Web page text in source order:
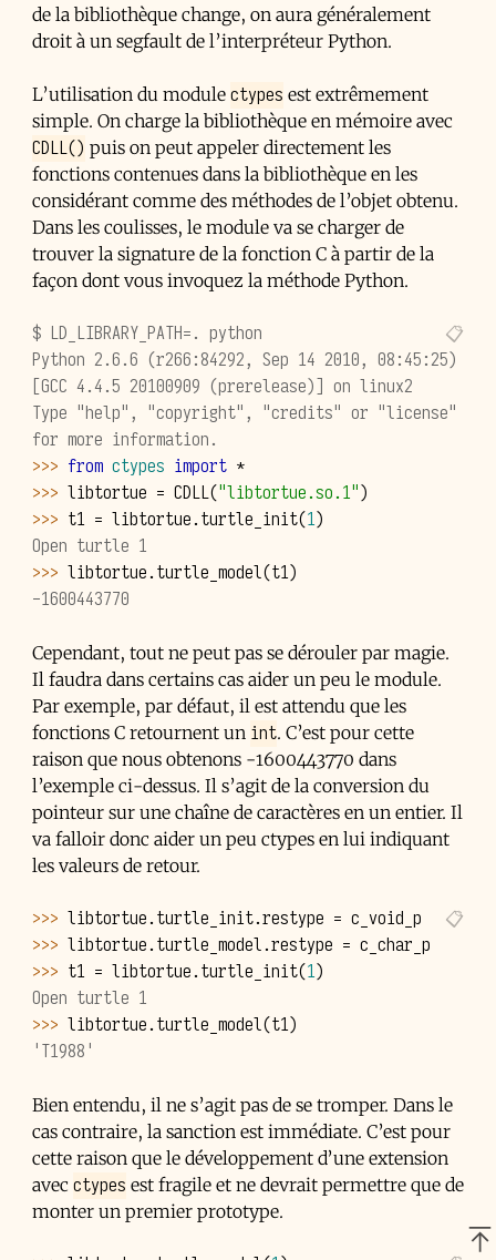
de la bibliothèque change, on aura généralement
droit à un segfault de l’interpréteur Python.
L’utilisation du module ctypes est extrêmement
simple. On charge la bibliothèque en mémoire avec
CDLL() puis on peut appeler directement les
fonctions contenues dans la bibliothèque en les
considérant comme des méthodes de l’objet obtenu.
Dans les coulisses, le module va se charger de
trouver la signature de la fonction C à partir de la
façon dont vous invoquez la méthode Python.
$ LD_LIBRARY_PATH=. python
Python 2.6.6 (r266:84292, Sep 14 2010, 08:45:25)
[GCC 4.4.5 20100909 (prerelease)] on linux2
Type "help", "copyright", "credits" or "license"
for more information.
>>> from ctypes import *
>>> libtortue = CDLL("libtortue.so.1")
>>> t1 = libtortue.turtle_init(1)
Open turtle 1
>>> libtortue.turtle_model(t1)
-1600443770
Cependant, tout ne peut pas se dérouler par magie.
Il faudra dans certains cas aider un peu le module.
Par exemple, par défaut, il est attendu que les
fonctions C retournent un int. C’est pour cette
raison que nous obtenons -1600443770 dans
l’exemple ci-dessus. Il s’agit de la conversion du
pointeur sur une chaîne de caractères en un entier. Il
va falloir donc aider un peu ctypes en lui indiquant
les valeurs de retour.
>>> libtortue.turtle_init.restype = c_void_p
>>> libtortue.turtle_model.restype = c_char_p
>>> t1 = libtortue.turtle_init(1)
Open turtle 1
>>> libtortue.turtle_model(t1)
'T1988'
Bien entendu, il ne s’agit pas de se tromper. Dans le
cas contraire, la sanction est immédiate. C’est pour
cette raison que le développement d’une extension
avec ctypes est fragile et ne devrait permettre que de
monter un premier prototype.